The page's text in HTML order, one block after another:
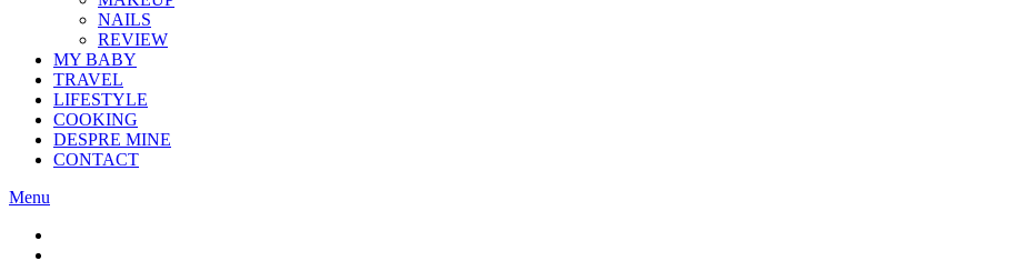
NAILS
REVIEW
MY BABY
TRAVEL
LIFESTYLE
COOKING
DESPRE MINE
CONTACT
Menu